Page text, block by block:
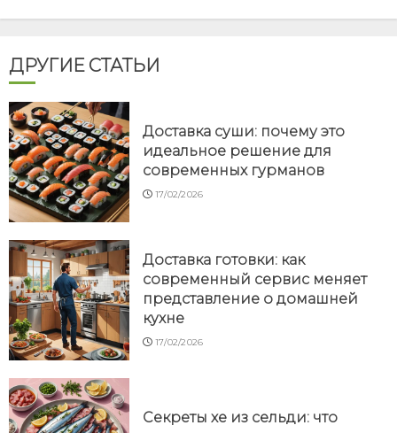
ДРУГИЕ СТАТЬИ
Доставка суши: почему это
идеальное решение для
современных гурманов
17/02/2026
Доставка готовки: как
современный сервис меняет
представление о домашней
кухне
17/02/2026
Секреты хе из сельди: что